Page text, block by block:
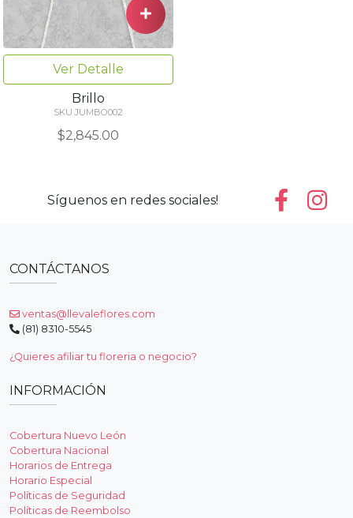
Ver Detalle
Brillo
SKU JUMBO002
$2,845.00
Síguenos en redes sociales!
CONTÁCTANOS
ventas@llevaleflores.com
(81) 8310-5545
¿Quieres afiliar tu floreria o negocio?
INFORMACIÓN
Cobertura Nuevo León
Cobertura Nacional
Horarios de Entrega
Horario Especial
Políticas de Seguridad
Políticas de Reembolso